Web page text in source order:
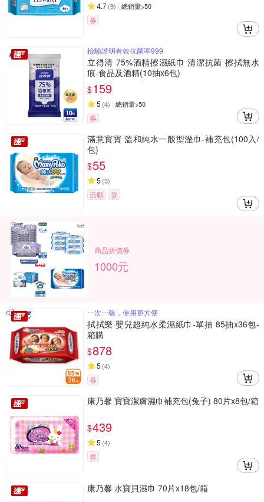
4.7(9) 總銷量>50
券
檢驗證明有效抗菌率999
立得清 75%酒精擦濕紙巾 清潔抗菌 擦拭無水
痕-食品及酒精(10抽x6包)
$159
5 (4) 總銷量>50
券
滿意寶寶 溫和純水一般型溼巾-補充包(100入/
包)
$55
5 (3)
活動 券
商品折價券
1000元
一次一張，使用更方便
拭拭樂 嬰兒超純水柔濕紙巾-單抽 85抽x36包-
箱購
$878
5 (4)
券
康乃馨 寶寶潔膚濕巾補充包(兔子) 80片x8包/箱
$439
5 (4)
券
康乃馨 水寶貝濕巾 70片x18包/箱